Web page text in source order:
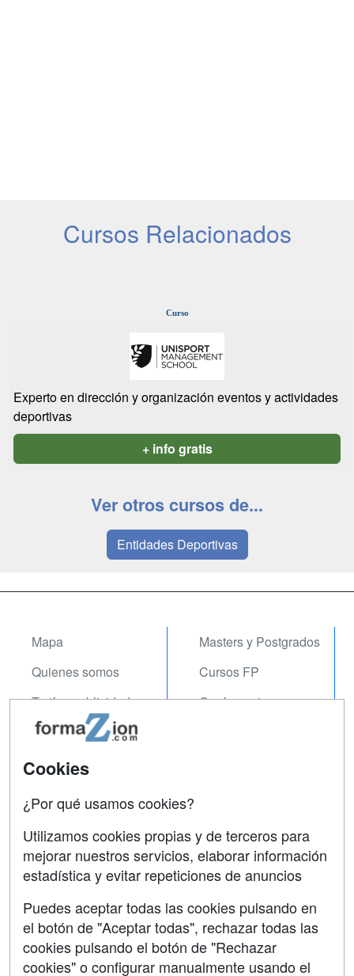
Cursos Relacionados
Curso
Experto en dirección y organización eventos y actividades
deportivas
+ info gratis
Ver otros cursos de...
Entidades Deportivas
Mapa
Quienes somos
Tarifas publicidad
Acceso Usuarios
Acceso Centros
Masters y Postgrados
Cursos FP
Conferencias
Contactar
Confidencialidad
Aviso legal
Copyleft
Cookies
¿Por qué usamos cookies?
Utilizamos cookies propias y de terceros para
mejorar nuestros servicios, elaborar información
estadística y evitar repeticiones de anuncios
Puedes aceptar todas las cookies pulsando en
el botón de "Aceptar todas", rechazar todas las
cookies pulsando el botón de "Rechazar
cookies" o configurar manualmente usando el